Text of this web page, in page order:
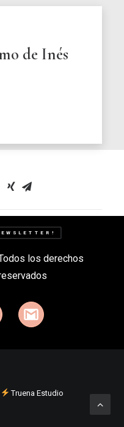
de Inés
los derechos
Truena Estudio